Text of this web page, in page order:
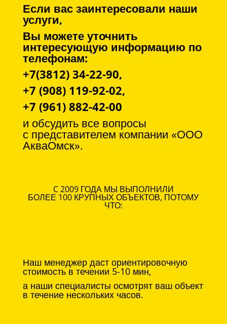
Если вас заинтересовали наши
услуги,
Вы можете уточнить
интересующую информацию по
телефонам:
+7(3812) 34-22-90,
+7 (908) 119-92-02,
+7 (961) 882-42-00
и обсудить все вопросы
с представителем компании «ООО
АкваОмск».
C 2009 ГОДА МЫ ВЫПОЛНИЛИ
БОЛЕЕ 100 КРУПНЫХ ОБЪЕКТОВ, ПОТОМУ
ЧТО:
Наш менеджер даст ориентировочную
стоимость в течении 5-10 мин,
а наши специалисты осмотрят ваш объект
в течение нескольких часов.